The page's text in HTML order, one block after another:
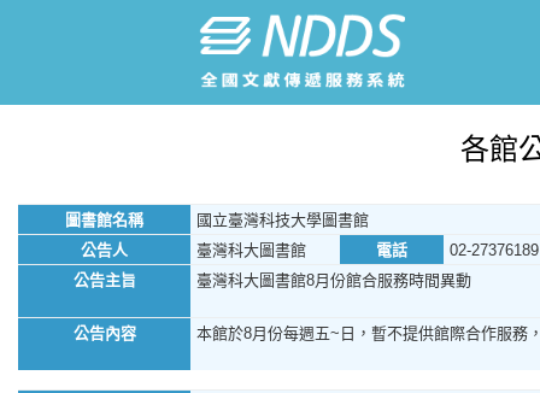
各館
圖書館名稱
國立臺灣科技大學圖書館
公告人
臺灣科大圖書館 電話
02-27376189
公告主旨
臺灣科大圖書館8月份館合服務時間異動
公告內容 本館於8月份每週五~日，暫不提供館際合作服務